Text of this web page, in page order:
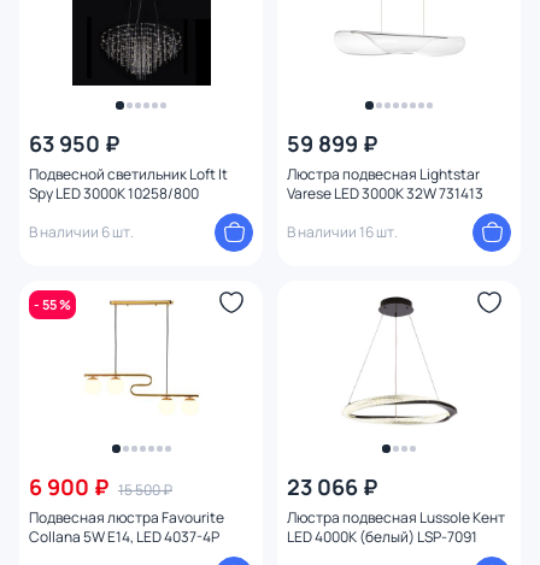
63 950 ₽
Подвесной светильник Loft It
Spy LED 3000К 10258/800
В наличии 6 шт.
59 899 ₽
Люстра подвесная Lightstar
Varese LED 3000К 32W 731413
В наличии 16 шт.
- 55 %
6 900 ₽ 15 500 ₽
Подвесная люстра Favourite
Collana 5W E14, LED 4037-4P
23 066 ₽
Люстра подвесная Lussole Кент
LED 4000К (белый) LSP-7091